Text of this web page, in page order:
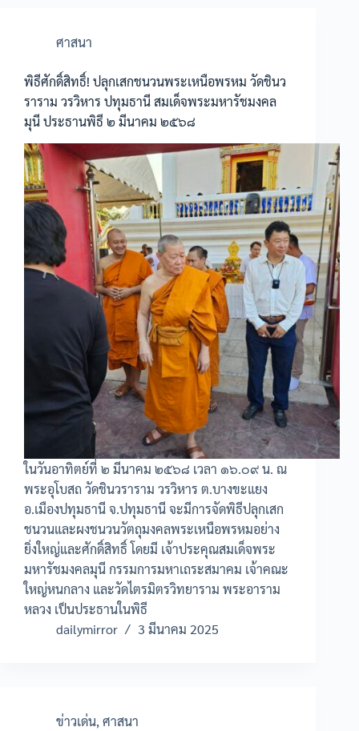
ศาสนา
พิธีศักดิ์สิทธิ์! ปลุกเสกชนวนพระเหนือพรหม วัดชินว
ราราม วรวิหาร ปทุมธานี สมเด็จพระมหารัชมงคล
มุนี ประธานพิธี ๒ มีนาคม ๒๕๖๘
ในวันอาทิตย์ที่ ๒ มีนาคม ๒๕๖๘ เวลา ๑๖.๐๙ น. ณ
พระอุโบสถ วัดชินวราราม วรวิหาร ต.บางขะแยง
อ.เมืองปทุมธานี จ.ปทุมธานี จะมีการจัดพิธีปลุกเสก
ชนวนและผงชนวนวัตถุมงคลพระเหนือพรหมอย่าง
ยิ่งใหญ่และศักดิ์สิทธิ์ โดยมี เจ้าประคุณสมเด็จพระ
มหารัชมงคลมุนี กรรมการมหาเถระสมาคม เจ้าคณะ
ใหญ่หนกลาง และวัดไตรมิตรวิทยาราม พระอาราม
หลวง เป็นประธานในพิธี
dailymirror
3 มีนาคม 2025
ข่าวเด่น, ศาสนา